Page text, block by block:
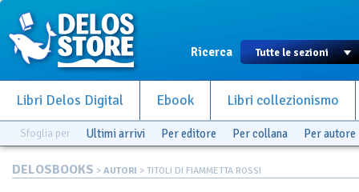
Ricerca
Libri Delos Digital Ebook Libri collezionismo
Sfoglia per Ultimi arrivi Per editore Per collana Per autore
DELOSBOOKS > AUTORI > TITOLI DI FIAMMETTA ROSSI